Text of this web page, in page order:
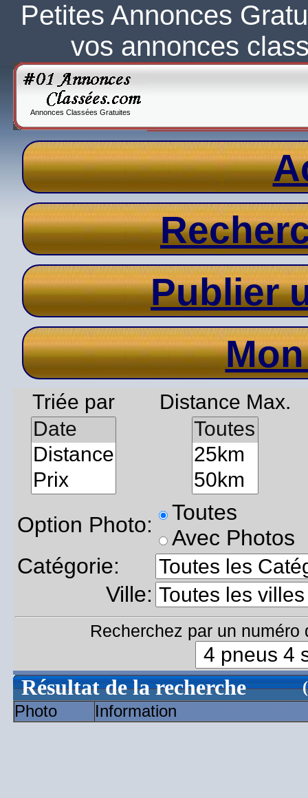
Petites Annonces
vos annonces
Annonces Classées Gratuites
Publier
Triée par Distance Max.
Option Photo:
Toutes
Avec Photos
Catégorie:
Ville:
Recherchez par un
Résultat de la recherche
Photo Information